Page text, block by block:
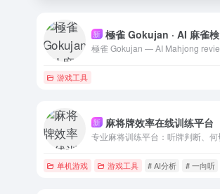
新 極雀 Gokujan · AI 麻雀検討 / 日麻AI复盘
游戏工具
新 麻将牌效率在线训练平台
单机游戏 游戏工具 # AI分析 # 一向听